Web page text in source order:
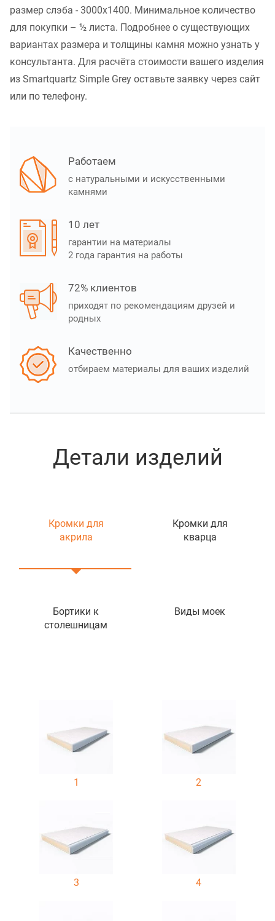
размер слэба - 3000x1400. Минимальное количество
для покупки – ½ листа. Подробнее о существующих
вариантах размера и толщины камня можно узнать у
консультанта. Для расчёта стоимости вашего изделия
из Smartquartz Simple Grey оставьте заявку через сайт
или по телефону.
Работаем
с натуральными и искусственными
камнями
10 лет
гарантии на материалы
2 года гарантия на работы
72% клиентов
приходят по рекомендациям друзей и
родных
Качественно
отбираем материалы для ваших изделий
Детали изделий
Кромки для
акрила
Кромки для
кварца
Бортики к
столешницам
Виды моек
1 2
3 4